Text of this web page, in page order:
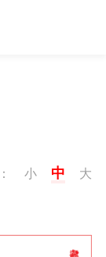
小 中 大